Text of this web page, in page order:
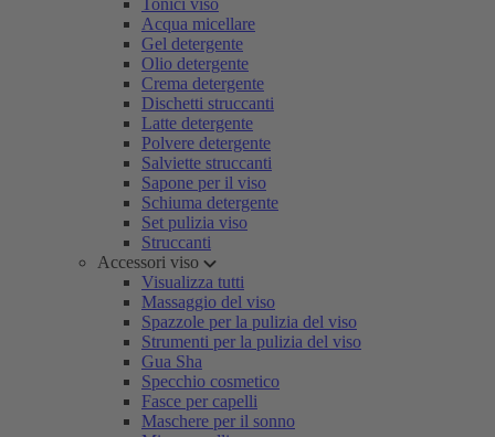
Tonici viso
Acqua micellare
Gel detergente
Olio detergente
Crema detergente
Dischetti struccanti
Latte detergente
Polvere detergente
Salviette struccanti
Sapone per il viso
Schiuma detergente
Set pulizia viso
Struccanti
Accessori viso
Visualizza tutti
Massaggio del viso
Spazzole per la pulizia del viso
Strumenti per la pulizia del viso
Gua Sha
Specchio cosmetico
Fasce per capelli
Maschere per il sonno